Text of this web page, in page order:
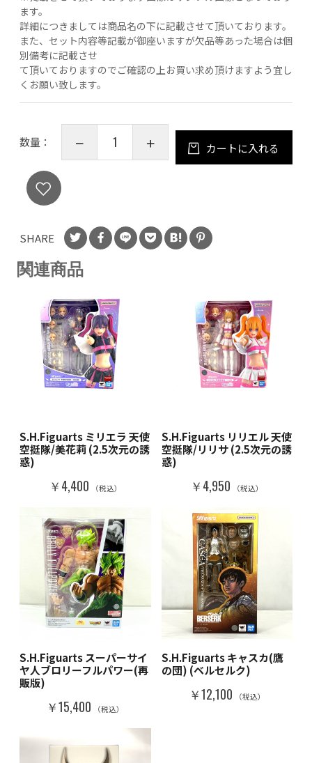
ます。
詳細につきましては商品名の下に記載させて頂いております。
また、セット内容等記載が御座いますが欠品等あった場合は個
別備考に記載させ
て頂いておりますのでご確認の上お買い求め頂けますよう宜し
くお願い致します。
数量： カートに入れる
SHARE
関連商品
S.H.Figuarts ミリエラ 天使
空挺隊/美花莉 (2.5次元の誘
惑)
￥4,400 （税込）
S.H.Figuarts リリエル 天使
空挺隊/リリサ (2.5次元の誘
惑)
￥4,950 （税込）
S.H.Figuarts スーパーサイ
ヤ人ブロリーフルパワー(再
販版)
￥15,400 （税込）
S.H.Figuarts キャスカ(鷹
の団) (ベルセルク)
￥12,100 （税込）